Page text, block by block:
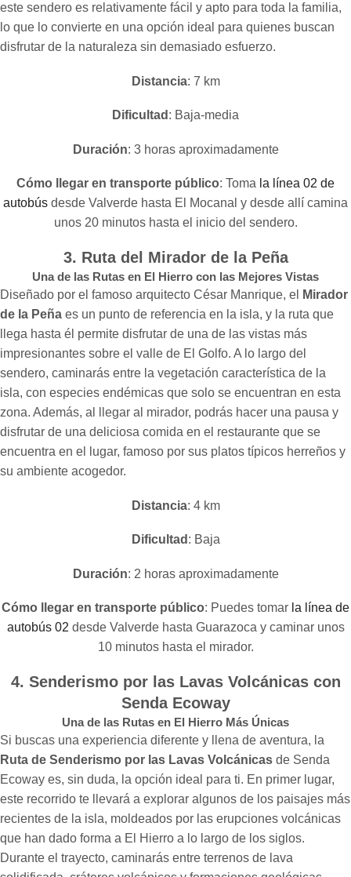
este sendero es relativamente fácil y apto para toda la familia,
lo que lo convierte en una opción ideal para quienes buscan
disfrutar de la naturaleza sin demasiado esfuerzo.
Distancia: 7 km
Dificultad : Baja-media
Duración: 3 horas aproximadamente
Cómo llegar en transporte público: Toma la línea 02 de
autobús desde Valverde hasta El Mocanal y desde allí camina
unos 20 minutos hasta el inicio del sendero.
3. Ruta del Mirador de la Peña
Una de las Rutas en El Hierro con las Mejores Vistas
Diseñado por el famoso arquitecto César Manrique, el
Mirador
de la Peña es un punto de referencia en la isla, y la ruta que
llega hasta él permite disfrutar de una de las vistas más
impresionantes sobre el valle de El Golfo. A lo largo del
sendero, caminarás entre la vegetación característica de la
isla, con especies endémicas que solo se encuentran en esta
zona. Además, al llegar al mirador, podrás hacer una pausa y
disfrutar de una deliciosa comida en el restaurante que se
encuentra en el lugar, famoso por sus platos típicos herreños y
su ambiente acogedor.
Distancia: 4 km
Dificultad : Baja
Duración: 2 horas aproximadamente
Cómo llegar en transporte público: Puedes tomar la línea de
autobús 02 desde Valverde hasta Guarazoca y caminar unos
10 minutos hasta el mirador.
4. Senderismo por las Lavas Volcánicas con
Senda Ecoway
Una de las Rutas en El Hierro Más Únicas
Si buscas una experiencia diferente y llena de aventura, la
Ruta de Senderismo por las Lavas Volcánicas de Senda
Ecoway es, sin duda, la opción ideal para ti. En primer lugar,
este recorrido te llevará a explorar algunos de los paisajes más
recientes de la isla, moldeados por las erupciones volcánicas
que han dado forma a El Hierro a lo largo de los siglos.
Durante el trayecto, caminarás entre terrenos de lava